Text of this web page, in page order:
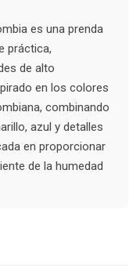
es una prenda
práctica,
de alto
en los colores
combinando
azul y detalles
en proporcionar
de la humedad